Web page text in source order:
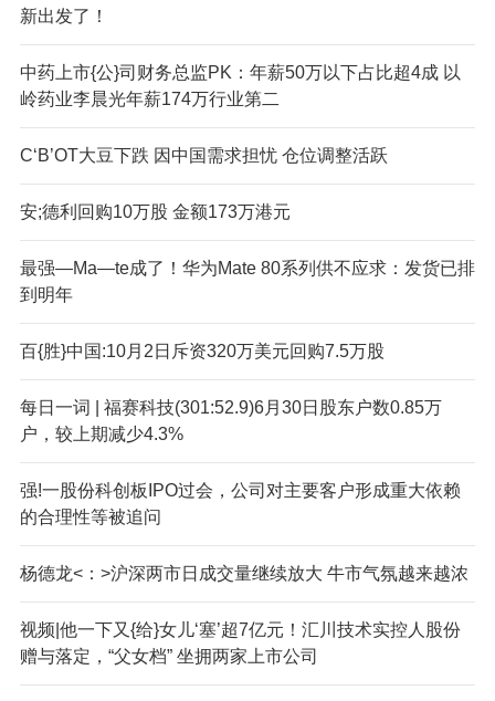
新出发了！
中药上市{公}司财务总监PK：年薪50万以下占比超4成 以
岭药业李晨光年薪174万行业第二
C‘B’OT大豆下跌 因中国需求担忧 仓位调整活跃
安;德利回购10万股 金额173万港元
最强—Ma—te成了！华为Mate 80系列供不应求：发货已排
到明年
百{胜}中国:10月2日斥资320万美元回购7.5万股
每日一词 | 福赛科技(301:52.9)6月30日股东户数0.85万
户，较上期减少4.3%
强!一股份科创板IPO过会，公司对主要客户形成重大依赖
的合理性等被追问
杨德龙<：>沪深两市日成交量继续放大 牛市气氛越来越浓
视频|他一下又{给}女儿‘塞’超7亿元！汇川技术实控人股份
赠与落定，“父女档” 坐拥两家上市公司